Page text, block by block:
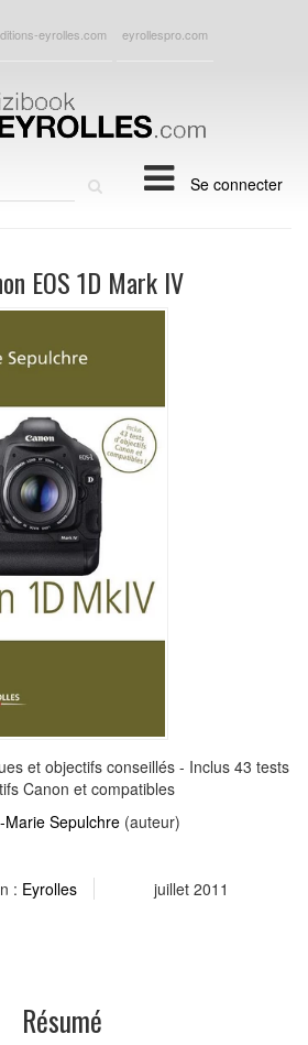
eyrolles.com eyrollespro.com
Se connecter
EOS 1D Mark IV
et objectifs conseillés - Inclus 43 tests
Canon et compatibles
Marie Sepulchre(auteur)
: Eyrolles juillet 2011
Résumé